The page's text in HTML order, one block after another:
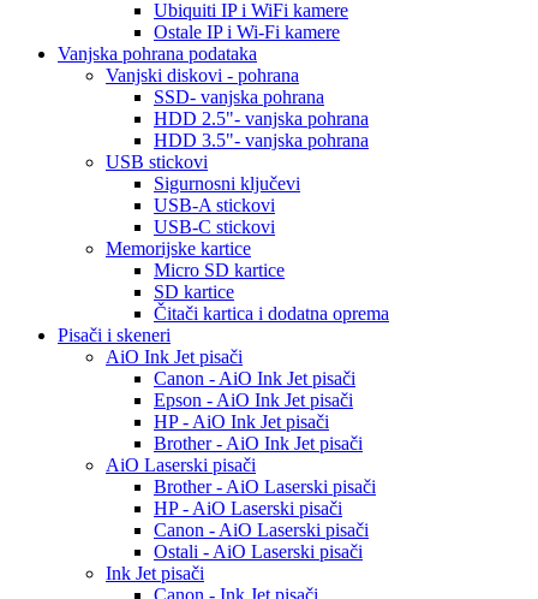
Ubiquiti IP i WiFi kamere
Ostale IP i Wi-Fi kamere
Vanjska pohrana podataka
Vanjski diskovi - pohrana
SSD- vanjska pohrana
HDD 2.5"- vanjska pohrana
HDD 3.5"- vanjska pohrana
USB stickovi
Sigurnosni ključevi
USB-A stickovi
USB-C stickovi
Memorijske kartice
Micro SD kartice
SD kartice
Čitači kartica i dodatna oprema
Pisači i skeneri
AiO Ink Jet pisači
Canon - AiO Ink Jet pisači
Epson - AiO Ink Jet pisači
HP - AiO Ink Jet pisači
Brother - AiO Ink Jet pisači
AiO Laserski pisači
Brother - AiO Laserski pisači
HP - AiO Laserski pisači
Canon - AiO Laserski pisači
Ostali - AiO Laserski pisači
Ink Jet pisači
Canon - Ink Jet pisači